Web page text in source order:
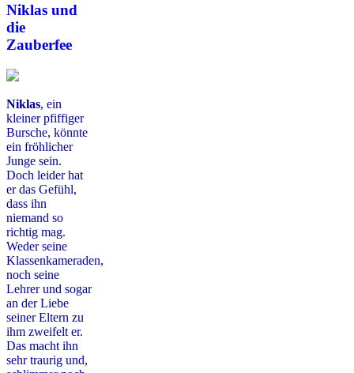
Niklas und
die
Zauberfee
Niklas, ein
kleiner pfiffiger
Bursche, könnte
ein fröhlicher
Junge sein.
Doch leider hat
er das Gefühl,
dass ihn
niemand so
richtig mag.
Weder seine
Klassenkameraden,
noch seine
Lehrer und sogar
an der Liebe
seiner Eltern zu
ihm zweifelt er.
Das macht ihn
sehr traurig und,